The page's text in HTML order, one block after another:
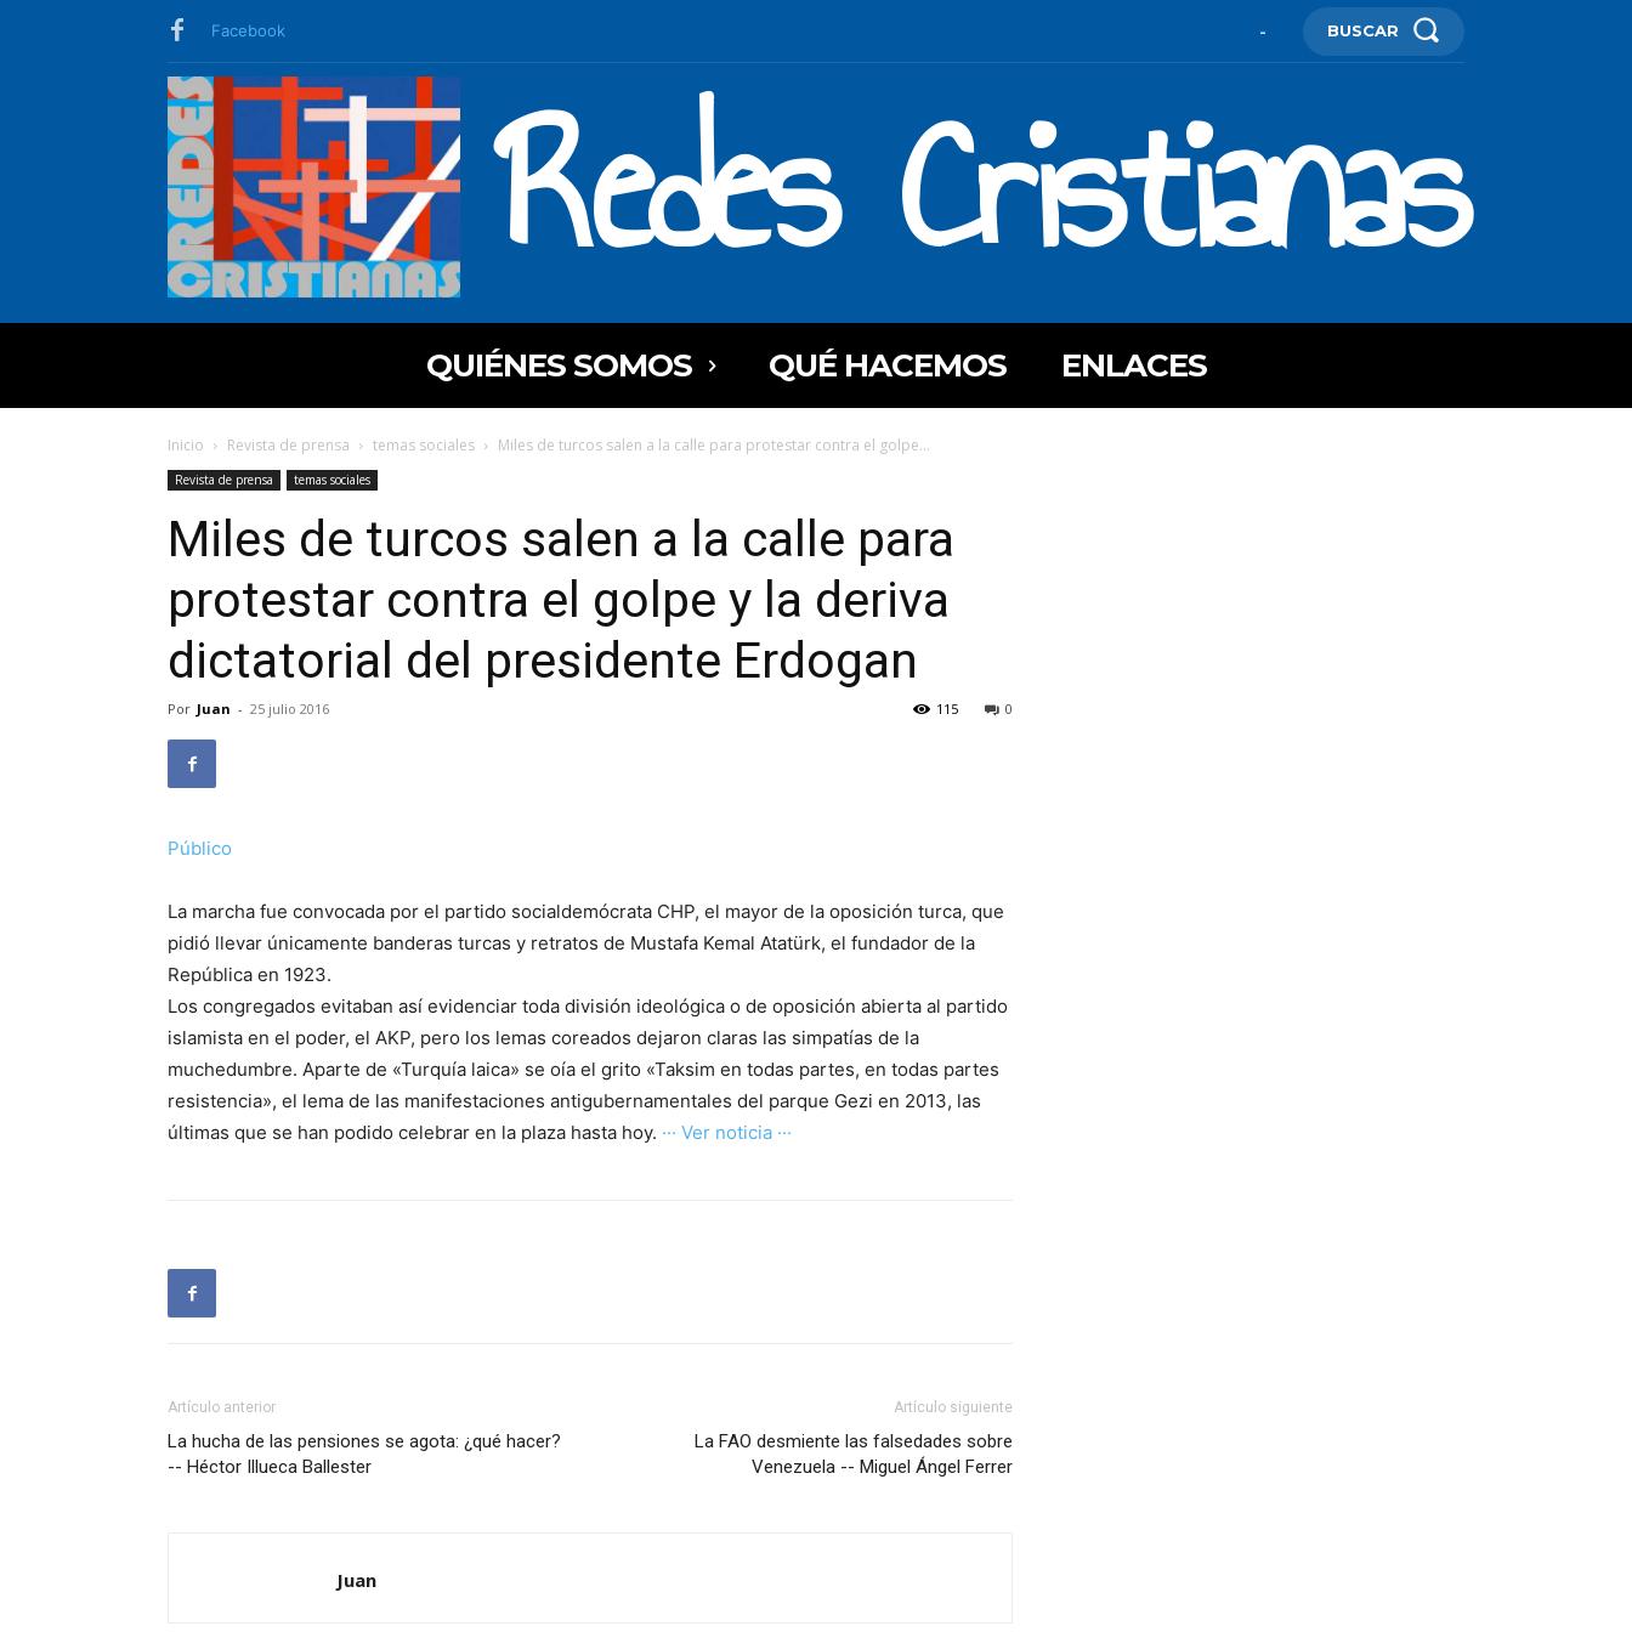
Facebook - BUSCAR
Redes Cristianas
QUIÉNES SOMOS QUÉ HACEMOS ENLACES
Inicio Revista de prensa temas sociales Miles de turcos salen a la calle para protestar contra el golpe...
Revista de prensa temas sociales
Miles de turcos salen a la calle para
protestar contra el golpe y la deriva
dictatorial del presidente Erdogan
Por Juan - 25 julio 2016 0
115
Público
La marcha fue convocada por el partido socialdemócrata CHP, el mayor de la oposición turca, que
pidió llevar únicamente banderas turcas y retratos de Mustafa Kemal Atatürk, el fundador de la
República en 1923.
Los congregados evitaban así evidenciar toda división ideológica o de oposición abierta al partido
islamista en el poder, el AKP, pero los lemas coreados dejaron claras las simpatías de la
muchedumbre. Aparte de «Turquía laica» se oía el grito «Taksim en todas partes, en todas partes
resistencia», el lema de las manifestaciones antigubernamentales del parque Gezi en 2013, las
últimas que se han podido celebrar en la plaza hasta hoy. ··· Ver noticia ···
Artículo anterior
La hucha de las pensiones se agota: ¿qué hacer?
-- Héctor Illueca Ballester
Artículo siguiente
La FAO desmiente las falsedades sobre
Venezuela -- Miguel Ángel Ferrer
Juan